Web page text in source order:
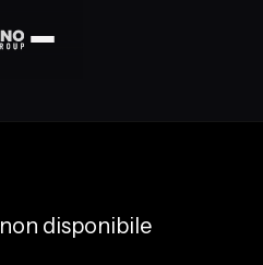
disponibile